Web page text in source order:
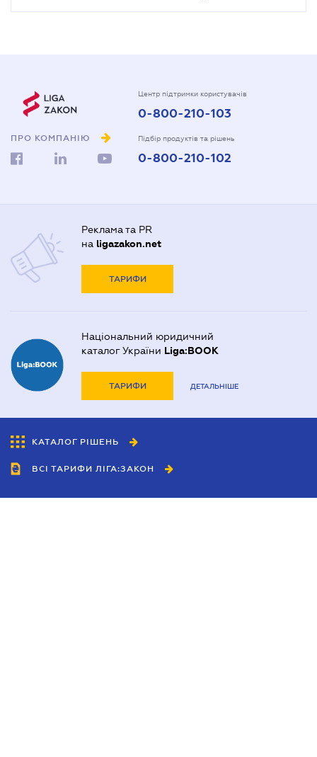
ПРО КОМПАНІЮ
Центр підтримки користувачів
0-800-210-103
Підбір продуктів та рішень
0-800-210-102
Реклама та PR
на ligazakon.net
ТАРИФИ
Національний юридичний
каталог України Liga:BOOK
ТАРИФИ ДЕТАЛЬНІШЕ
КАТАЛОГ РІШЕНЬ
ВСІ ТАРИФИ ЛІГА:ЗАКОН